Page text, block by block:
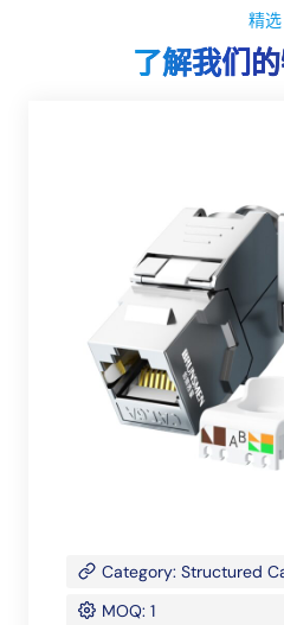
精选
了解我们
Category: Structured
MOQ: 1